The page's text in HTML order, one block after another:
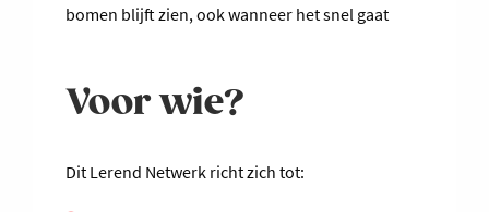
bomen blijft zien, ook wanneer het snel gaat
Voor wie?
Dit Lerend Netwerk richt zich tot: